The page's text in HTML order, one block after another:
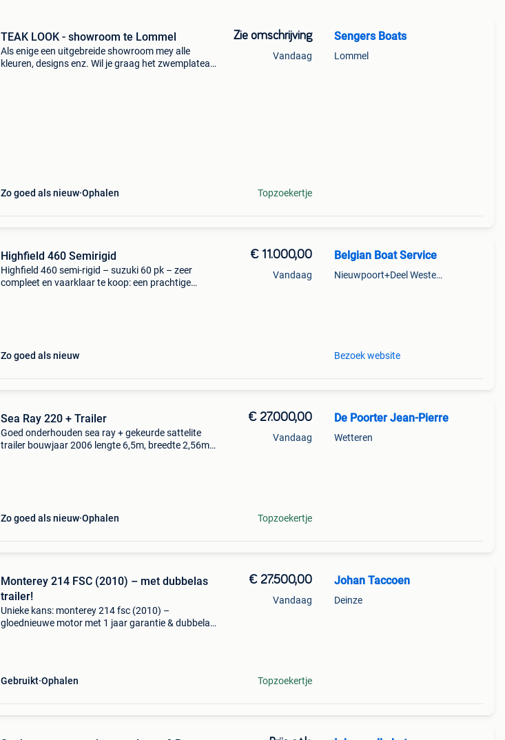
TEAK LOOK - showroom te Lommel
Als enige een uitgebreide showroom mey alle
kleuren, designs enz. Wil je graag het zwemplateau
Zo goed als nieuw Ophalen
Zie omschrijving
Vandaag
Topzoekertje
Sengers Boats
Lommel
Highfield 460 Semirigid
Highfield 460 semi-rigid – suzuki 60 pk – zeer
compleet en vaarklaar te koop: een prachtige
Zo goed als nieuw
€ 11.000,00
Vandaag
Belgian Boat Service
Nieuwpoort+Deel Westende
Bezoek website
Sea Ray 220 + Trailer
Goed onderhouden sea ray + gekeurde sattelite
trailer bouwjaar 2006 lengte 6,5m, breedte 2,56m
Zo goed als nieuw Ophalen
€ 27.000,00
Vandaag
Topzoekertje
De Poorter Jean-Pierre
Wetteren
Monterey 214 FSC (2010) – met dubbelas
trailer!
Unieke kans: monterey 214 fsc (2010) –
gloednieuwe motor met 1 jaar garantie & dubbelas
Gebruikt Ophalen
€ 27.500,00
Vandaag
Topzoekertje
Johan Taccoen
Deinze